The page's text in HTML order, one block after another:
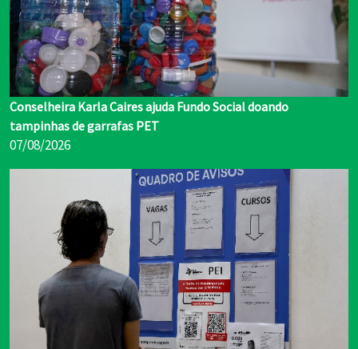
Conselheira Karla Caires ajuda Fundo Social doando
tampinhas de garrafas PET
07/08/2026